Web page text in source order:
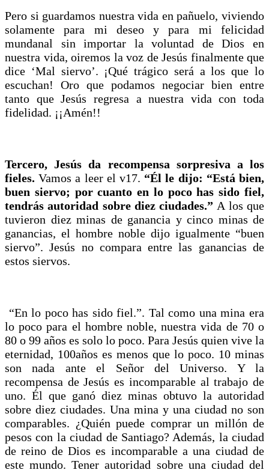
Pero si guardamos nuestra vida en pañuelo, viviendo
solamente para mi deseo y para mi felicidad
mundanal sin importar la voluntad de Dios en
nuestra vida, oiremos la voz de Jesús finalmente que
dice ‘Mal siervo’. ¡Qué trágico será a los que lo
escuchan! Oro que podamos negociar bien entre
tanto que Jesús regresa a nuestra vida con toda
fidelidad. ¡¡Amén!!
Tercero, Jesús da recompensa sorpresiva a los
fieles.Vamos a leer el v17. “Él le dijo: “Está bien,
buen siervo; por cuanto en lo poco has sido fiel,
tendrás autoridad sobre diez ciudades.” A los que
tuvieron diez minas de ganancia y cinco minas de
ganancias, el hombre noble dijo igualmente “buen
siervo”. Jesús no compara entre las ganancias de
estos siervos.
“En lo poco has sido fiel.”. Tal como una mina era
lo poco para el hombre noble, nuestra vida de 70 o
80 o 99 años es solo lo poco. Para Jesús quien vive la
eternidad, 100años es menos que lo poco. 10 minas
son nada ante el Señor del Universo. Y la
recompensa de Jesús es incomparable al trabajo de
uno. Él que ganó diez minas obtuvo la autoridad
sobre diez ciudades. Una mina y una ciudad no son
comparables. ¿Quién puede comprar un millón de
pesos con la ciudad de Santiago? Además, la ciudad
de reino de Dios es incomparable a una ciudad de
este mundo. Tener autoridad sobre una ciudad del